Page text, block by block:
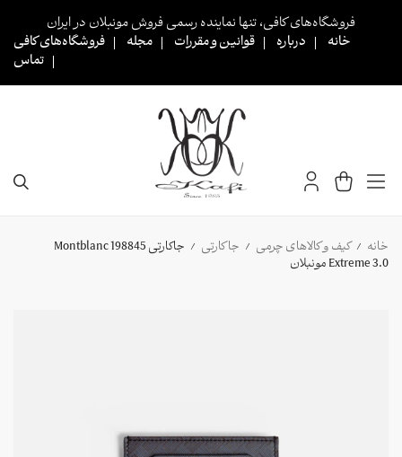
فروشگاه‌های کافی، تنها نماینده رسمی فروش مونبلان در ایران
خانه
درباره قوانین و مقررات مجله
فروشگاه‌های کافی
تماس
خانه / کیف و کالاهای چرمی / جا کارتی /
جاکارتی 198845 Montblanc
Extreme 3.0 مونبلان